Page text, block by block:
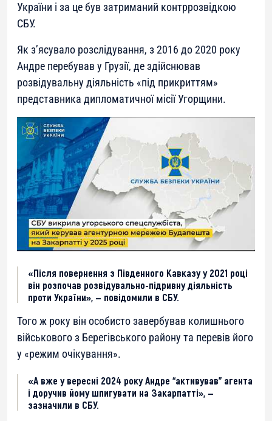
України і за це був затриманий контррозвідкою
СБУ.
Як з’ясувало розслідування, з 2016 до 2020 року
Андре перебував у Грузії, де здійснював
розвідувальну діяльність «під прикриттям»
представника дипломатичної місії Угорщини.
«Після повернення з Південного Кавказу у 2021 році
він розпочав розвідувально-підривну діяльність
проти України», — повідомили в СБУ.
Того ж року він особисто завербував колишнього
військового з Берегівського району та перевів його
у «режим очікування».
«А вже у вересні 2024 року Андре “активував” агента
і доручив йому шпигувати на Закарпатті», —
зазначили в СБУ.